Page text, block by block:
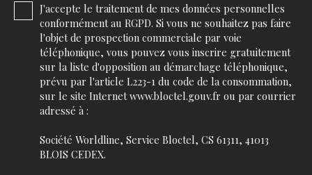
J'accepte le traitement de mes données personnelles
conformément au RGPD. Si vous ne souhaitez pas faire
l'objet de prospection commerciale par voie
téléphonique, vous pouvez vous inscrire gratuitement
sur la liste d'opposition au démarchage téléphonique,
prévu par l'article L223-1 du code de la consommation,
sur le site Internet www.bloctel.gouv.fr ou par courrier
adressé à :
Société Worldline, Service Bloctel, CS 61311, 41013
BLOIS CEDEX.